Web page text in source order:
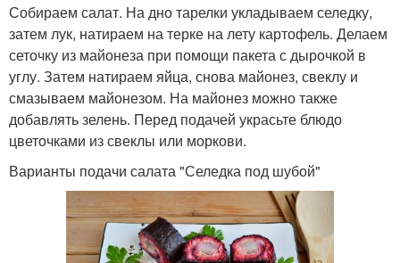
Собираем салат. На дно тарелки укладываем селедку,
затем лук, натираем на терке на лету картофель. Делаем
сеточку из майонеза при помощи пакета с дырочкой в
углу. Затем натираем яйца, снова майонез, свеклу и
смазываем майонезом. На майонез можно также
добавлять зелень. Перед подачей украсьте блюдо
цветочками из свеклы или моркови.
Варианты подачи салата "Селедка под шубой"